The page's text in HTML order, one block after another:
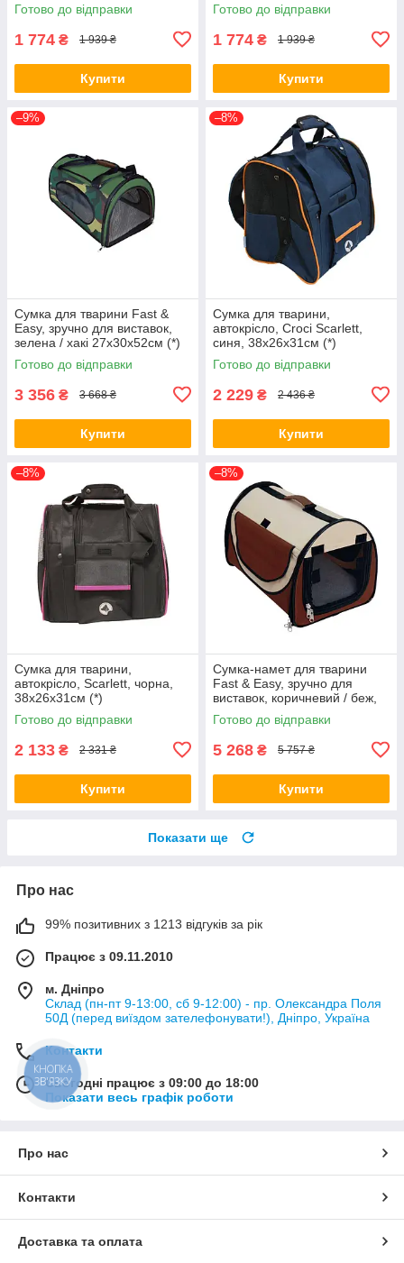
Готово до відправки
1 774 ₴ 1 939 ₴
Купити
Готово до відправки
1 774 ₴ 1 939 ₴
Купити
–9%
Сумка для тварини Fast &
Easy, зручно для виставок,
зелена / хакі 27x30x52см (*)
Готово до відправки
3 356 ₴ 3 668 ₴
Купити
–8%
Сумка для тварини,
автокрісло, Croci Scarlett,
синя, 38x26x31см (*)
Готово до відправки
2 229 ₴ 2 436 ₴
Купити
–8%
Сумка для тварини,
автокрісло, Scarlett, чорна,
38x26x31см (*)
Готово до відправки
2 133 ₴ 2 331 ₴
Купити
–8%
Сумка-намет для тварини
Fast & Easy, зручно для
виставок, коричневий / беж,
65x49x50см (*)
Готово до відправки
5 268 ₴ 5 757 ₴
Купити
Показати ще
Про нас
99% позитивних з 1213 відгуків за рік
Працює з 09.11.2010
м. Дніпро
Склад (пн-пт 9-13:00, сб 9-12:00) - пр. Олександра Поля
50Д (перед виїздом зателефонувати!), Дніпро, Україна
Контакти
Сьогодні працює з 09:00 до 18:00
Показати весь графік роботи
Про нас
Контакти
Доставка та оплата
КНОПКА
ЗВ'ЯЗКУ